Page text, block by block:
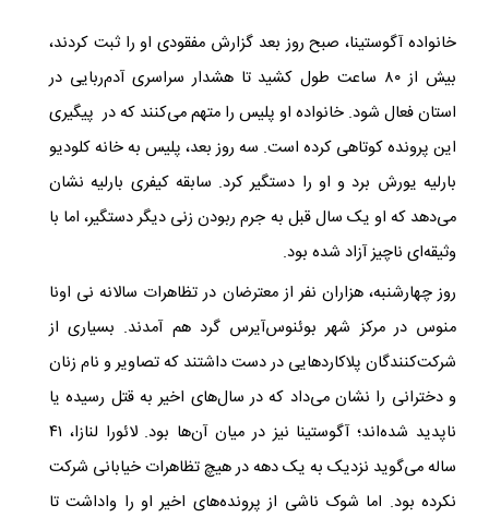
خانواده آگوستینا، صبح روز بعد گزارش مفقودی او را ثبت کردند،
بیش از ۸۰ ساعت طول کشید تا هشدار سراسری آدم‌ربایی در
استان فعال شود. خانواده او پلیس را متهم می‌کنند که در پیگیری
این پرونده کوتاهی کرده است. سه روز بعد، پلیس به خانه کلودیو
بارلیه یورش برد و او را دستگیر کرد. سابقه کیفری بارلیه نشان
می‌دهد که او یک سال قبل به جرم ربودن زنی دیگر دستگیر، اما با
وثیقه‌ای ناچیز آزاد شده بود.
روز چهارشنبه، هزاران نفر از معترضان در تظاهرات سالانه نی اونا
منوس در مرکز شهر بوئنوس‌آیرس گرد هم آمدند. بسیاری از
شرکت‌کنندگان پلاکاردهایی در دست داشتند که تصاویر و نام زنان
و دخترانی را نشان می‌داد که در سال‌های اخیر به قتل رسیده یا
ناپدید شده‌اند؛ آگوستینا نیز در میان آن‌ها بود. لائورا
لنازا، ۴۱
ساله می‌گوید نزدیک به یک دهه در هیچ تظاهرات خیابانی شرکت
نکرده بود. اما شوک ناشی از پرونده‌های اخیر او را واداشت تا